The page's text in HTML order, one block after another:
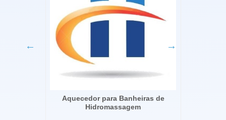
Aquecedor para Banheiras de
Hidromassagem